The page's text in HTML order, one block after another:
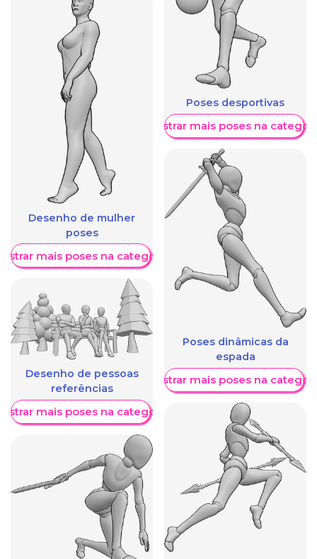
Desenho de mulher
poses
mais poses na categoria
Desenho de pessoas
referências
mais poses na categoria
Poses desportivas
Mostrar mais poses na
Poses dinâmicas da
espada
Mostrar mais poses na